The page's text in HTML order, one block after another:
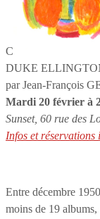
C
DUKE
par Jean-François
Mardi 20 février à
Sunset, 60 rue des
Infos et réservations
Entre décembre
moins de 19